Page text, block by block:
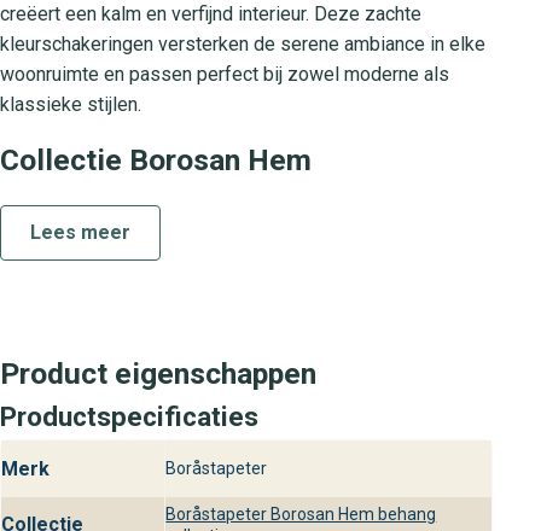
creëert een kalm en verfijnd interieur. Deze zachte
kleurschakeringen versterken de serene ambiance in elke
woonruimte en passen perfect bij zowel moderne als
klassieke stijlen.
Collectie Borosan Hem
De collectie Borosan Hem staat voor tijdloze en luxe
wandbekleding. Elk design in deze serie is zorgvuldig
geselecteerd om een harmonieus en stijlvol interieur te
Praktische kenmerken en
gebruiksgemak
Dit hoogwaardige vliesbehang is gemaakt van duurzaam
materiaal en is eenvoudig aan te brengen met lijm
Lees meer
Product eigenschappen
Productspecificaties
Merk Boråstapeter
Collectie
Boråstapeter Borosan Hem behang